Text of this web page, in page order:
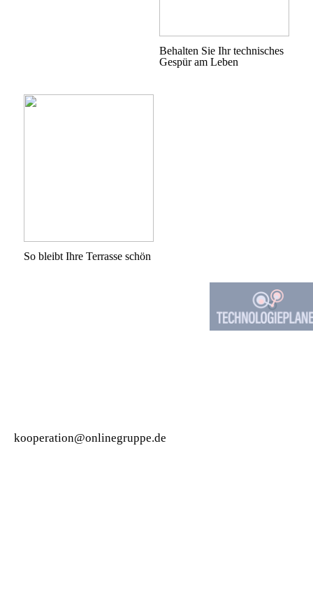
Behalten Sie Ihr technisches
Gespür am Leben
So bleibt Ihre Terrasse schön
kooperation@onlinegruppe.de